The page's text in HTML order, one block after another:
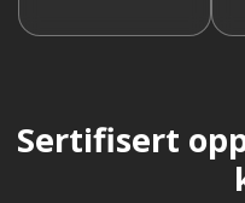
Sertifisert